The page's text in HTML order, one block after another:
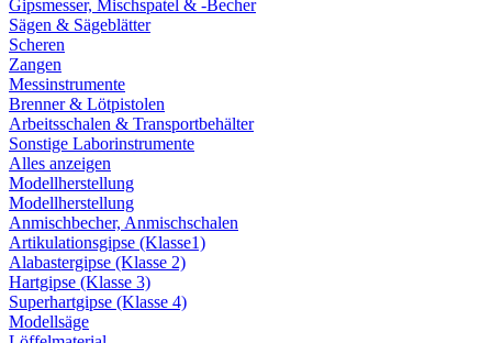
Gipsmesser, Mischspatel & -Becher
Sägen & Sägeblätter
Scheren
Zangen
Messinstrumente
Brenner & Lötpistolen
Arbeitsschalen & Transportbehälter
Sonstige Laborinstrumente
Alles anzeigen
Modellherstellung
Modellherstellung
Anmischbecher, Anmischschalen
Artikulationsgipse (Klasse1)
Alabastergipse (Klasse 2)
Hartgipse (Klasse 3)
Superhartgipse (Klasse 4)
Modellsäge